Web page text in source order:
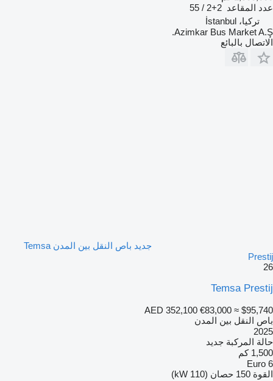
عدد المقاعد 2+2 / 55
تركيا، İstanbul
Azimkar Bus Market A.Ş.
الاتصال بالبائع
جديد باص النقل بين المدن Temsa
Prestij
26
Temsa Prestij
AED 352,100 €83,000 ≈ $95,740
باص النقل بين المدن
2025
حالة المركبة جديد
1,500 كم
Euro 6
القوة 150 حصان (110 kW)